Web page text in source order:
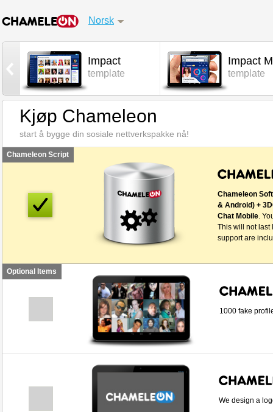
Norsk
Impact
template
Impact
template
Kjøp Chameleon
start å bygge din sosiale nettverkspakke nå!
Chameleon Script
Chameleon
& Android) +
Chat Mobile.
This will not last
support are
Optional Items
1000 fake
We design a